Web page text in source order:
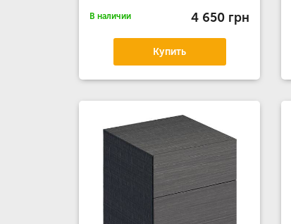
В наличии 4 650 грн
Купить